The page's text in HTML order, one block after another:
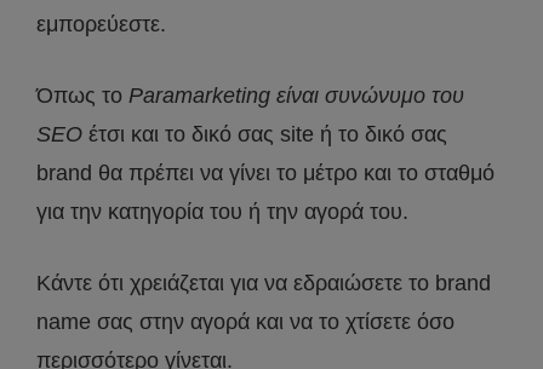
εμπορεύεστε.
Όπως το Paramarketing είναι συνώνυμο του
SEO έτσι και το δικό σας site ή το δικό σας
brand θα πρέπει να γίνει το μέτρο και το σταθμό
για την κατηγορία του ή την αγορά του.
Κάντε ότι χρειάζεται για να εδραιώσετε το brand
name σας στην αγορά και να το χτίσετε όσο
περισσότερο γίνεται.